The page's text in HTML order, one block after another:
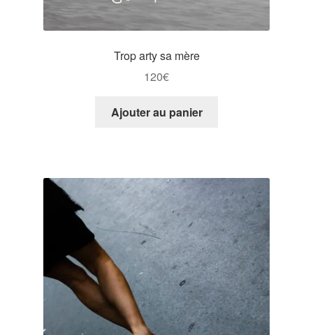
Trop arty sa mère
120€
Ajouter au panier